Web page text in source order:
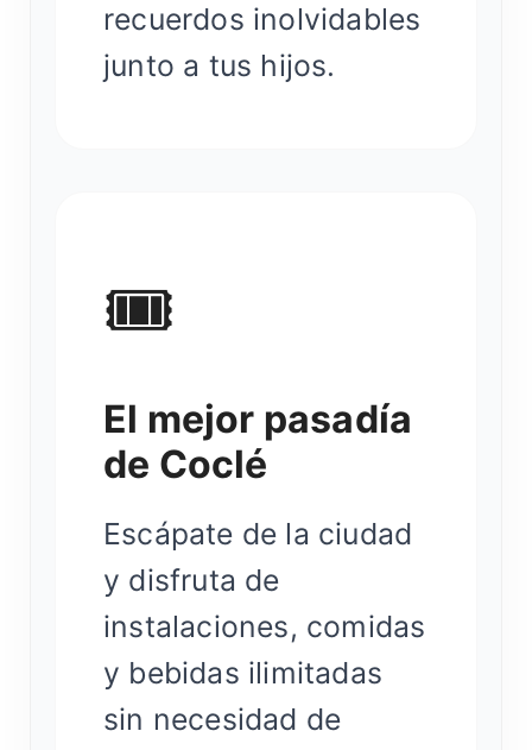
recuerdos inolvidables
junto a tus hijos.
🎟️
El mejor pasadía
de Coclé
Escápate de la ciudad
y disfruta de
instalaciones, comidas
y bebidas ilimitadas
sin necesidad de